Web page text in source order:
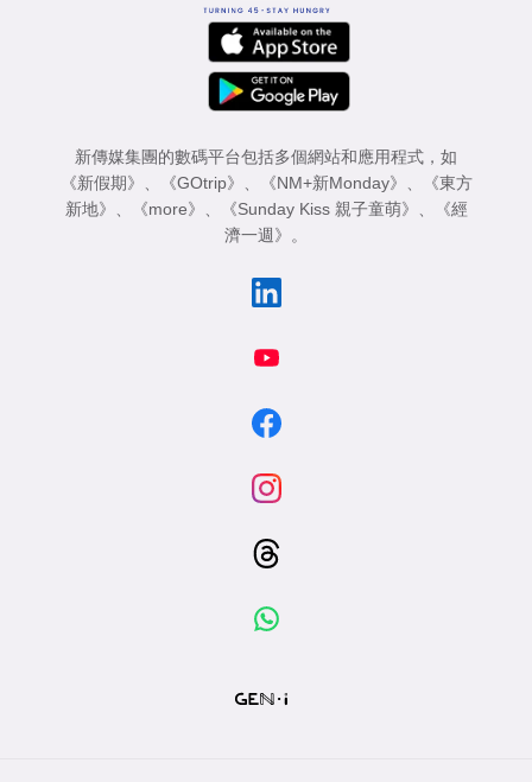
新傳媒集團的數碼平台包括多個網站和應用程式，如
《新假期》
《GOtrip》 《NM+新Monday》
《東方
新地》
《more》 《Sunday Kiss 親子童萌》
《經
濟一週》
。